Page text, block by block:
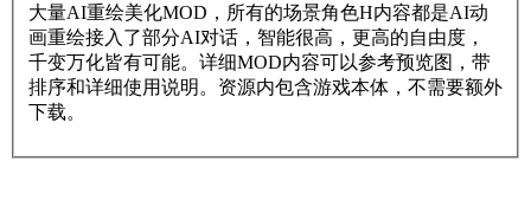
大量AI重绘美化MOD，所有的场景角色H内容都是AI动
画重绘接入了部分AI对话，智能很高，更高的自由度，
千变万化皆有可能。详细MOD内容可以参考预览图，带
排序和详细使用说明。资源内包含游戏本体，不需要额外
下载。